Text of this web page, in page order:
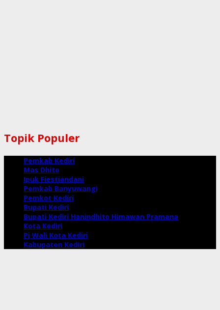
Topik Populer
Pemkab Kediri
Mas Dhito
Ipuk Fiestiandani
Pemkab Banyuwangi
Pemkot Kediri
Bupati Kediri
Bupati Kediri Hanindhito Himawan Pramana
Kota Kediri
Pj Wali Kota Kediri
Kabupaten Kediri